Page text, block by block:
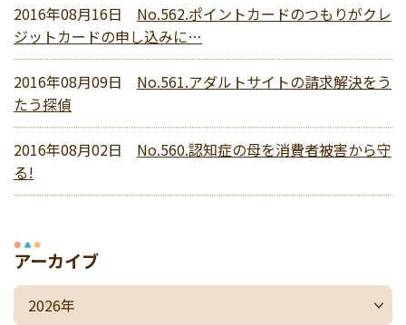
2016年08月16日
No.562.ポイントカードのつもりがクレ
ジットカードの申し込みに…
2016年08月09日
No.561.アダルトサイトの請求解決をう
たう探偵
2016年08月02日
No.560.認知症の母を消費者被害から守
る!
アーカイブ
2026年